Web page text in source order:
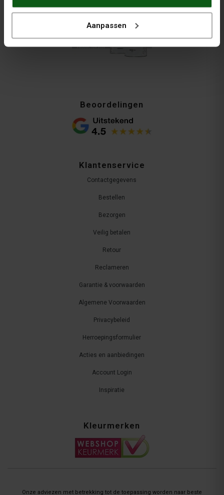
Aanpassen
Beoordelingen
Klantenservice
Contactgegevens
Bestellen
Bezorgen
Veilig betalen
Retour
Reclameren
Garantie & voorwaarden
Algemene Voorwaarden
Privacybeleid
Herroepingsformulier
Acties en aanbiedingen
Account Login
Inspiratie
Kleurmerken
Onze adviezen met betrekking tot de toepassing worden naar beste